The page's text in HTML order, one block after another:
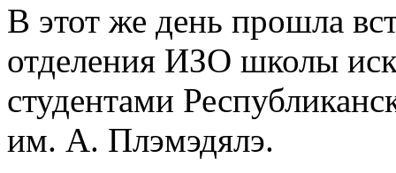
В этот же день прошла
отделения ИЗО школы
студентами
им. А. Плэмэдялэ.